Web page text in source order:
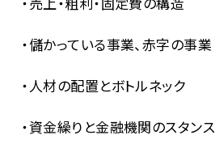
・儲かっている事業、赤字の事業
・人材の配置とボトルネック
・資金繰りと金融機関のスタンス